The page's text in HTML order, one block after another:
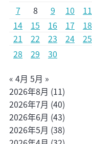
7
8 9 10 11
14
15 16 17 18
21
22 23 24 25
28
29
30
« 4月 5月 »
2026年8月 (11)
2026年7月 (40)
2026年6月 (43)
2026年5月 (38)